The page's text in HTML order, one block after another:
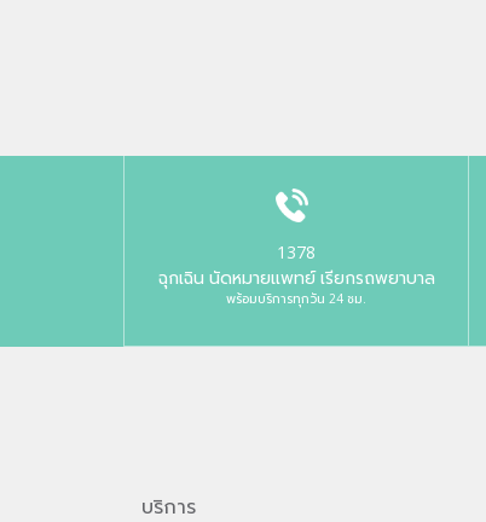
1378
ฉุกเฉิน นัดหมายแพทย์ เรียกรถพยาบาล
พร้อมบริการทุกวัน 24 ชม.
บริการ